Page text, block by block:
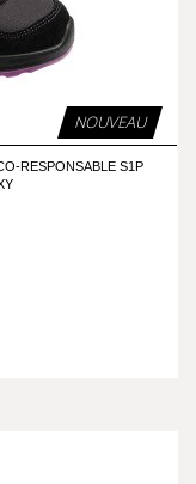
NOUVEAU
RESPONSABLE S1P